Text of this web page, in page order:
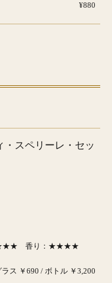
¥880
スペリーレ・セッ
★★★ 香り：★★★★
ラス ￥690 / ボトル ￥3,200